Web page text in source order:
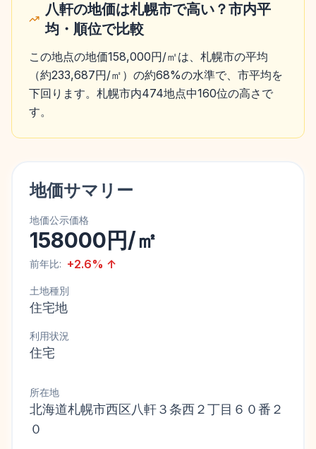
八軒の地価は札幌市で高い？市内平
均・順位で比較
この地点の地価158,000円/㎡は、札幌市の平均
（約233,687円/㎡）の約68%の水準で、市平均を
下回ります。札幌市内474地点中160位の高さで
す。
地価サマリー
地価公示価格
158000円/㎡
前年比: +2.6% ↑
土地種別
住宅地
利用状況
住宅
所在地
北海道札幌市西区八軒３条西２丁目６０番２
０